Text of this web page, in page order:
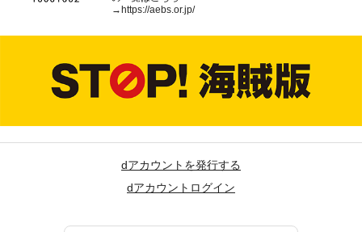
→ https://aebs.or.jp/
dアカウントを発行する
dアカウントログイン